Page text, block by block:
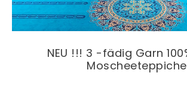
NEU !!! 3 -fädig Garn
Moscheeteppiche